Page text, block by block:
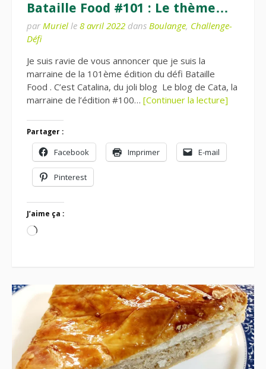
Bataille Food #101 : Le thème…
par Muriel le 8 avril 2022 dans Boulange, Challenge-
Défi
Je suis ravie de vous annoncer que je suis la
marraine de la 101ème édition du défi Bataille
Food . C’est Catalina, du joli blog Le blog de Cata, la
marraine de l’édition #100… [Continuer la lecture]
Partager :
Facebook Imprimer E-mail
Pinterest
J’aime ça :
Chargement…